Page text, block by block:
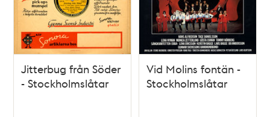
Jitterbug från Söder
- Stockholmslåtar
Vid Molins fontän -
Stockholmslåtar